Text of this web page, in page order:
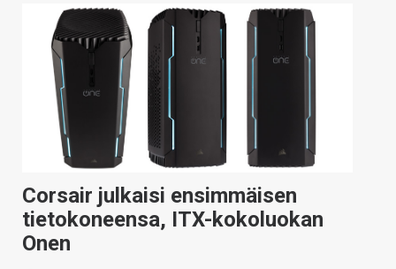
Corsair julkaisi ensimmäisen
tietokoneensa, ITX-kokoluokan
Onen